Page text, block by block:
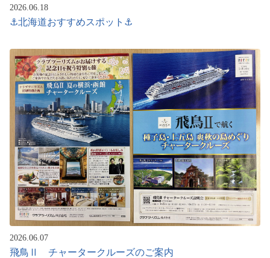
2026.06.18
⚓北海道おすすめスポット⚓
2026.06.07
飛鳥Ⅱ チャータークルーズのご案内